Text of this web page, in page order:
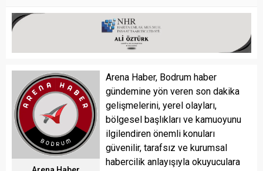
Arena Haber, Bodrum haber
gündemine yön veren son dakika
gelişmelerini, yerel olayları,
bölgesel başlıkları ve kamuoyunu
ilgilendiren önemli konuları
güvenilir, tarafsız ve kurumsal
habercilik anlayışıyla okuyuculara